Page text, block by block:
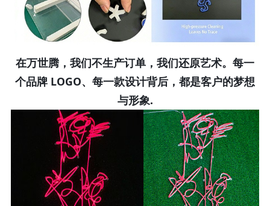
在万世腾，我们不生产订单，我们还原艺术。每一
个品牌 LOGO、每一款设计背后，都是客户的梦想
与形象.